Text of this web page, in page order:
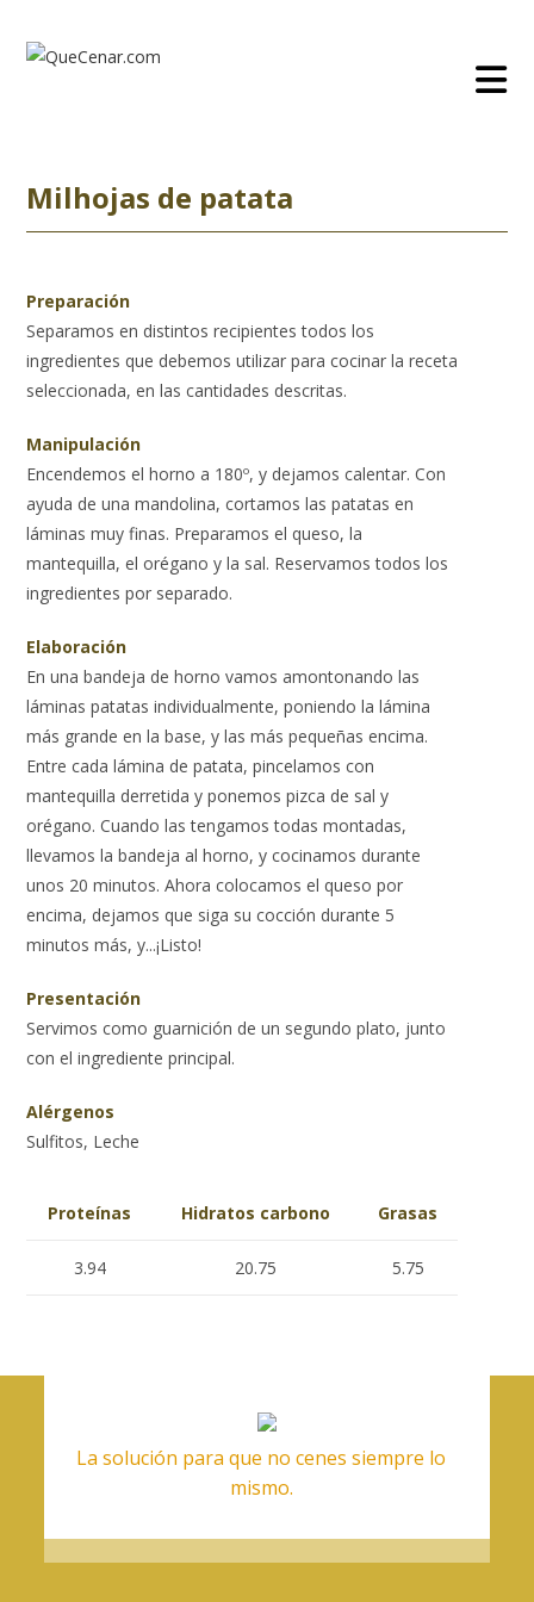
contenido
Milhojas de patata
Preparación
Separamos en distintos recipientes todos los
ingredientes que debemos utilizar para cocinar la receta
seleccionada, en las cantidades descritas.
Manipulación
Encendemos el horno a 180º, y dejamos calentar. Con
ayuda de una mandolina, cortamos las patatas en
láminas muy finas. Preparamos el queso, la
mantequilla, el orégano y la sal. Reservamos todos los
ingredientes por separado.
Elaboración
En una bandeja de horno vamos amontonando las
láminas patatas individualmente, poniendo la lámina
más grande en la base, y las más pequeñas encima.
Entre cada lámina de patata, pincelamos con
mantequilla derretida y ponemos pizca de sal y
orégano. Cuando las tengamos todas montadas,
llevamos la bandeja al horno, y cocinamos durante
unos 20 minutos. Ahora colocamos el queso por
encima, dejamos que siga su cocción durante 5
minutos más, y...¡Listo!
Presentación
Servimos como guarnición de un segundo plato, junto
con el ingrediente principal.
Alérgenos
Sulfitos, Leche
Proteínas Hidratos carbono Grasas
3.94 20.75 5.75
La solución para que no cenes siempre lo
mismo.